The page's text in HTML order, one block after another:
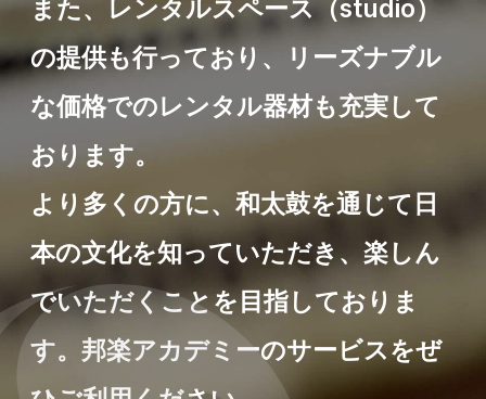
また、レンタルスペース（studio）
の提供も行っており、リーズナブル
な価格でのレンタル器材も充実して
おります。
より多くの方に、和太鼓を通じて日
本の文化を知っていただき、楽しん
でいただくことを目指しておりま
す。邦楽アカデミーのサービスをぜ